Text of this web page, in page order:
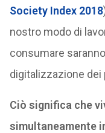
Society Index 2018
nostro modo di
consumare
digitalizzazione
Ciò significa che
simultaneamente